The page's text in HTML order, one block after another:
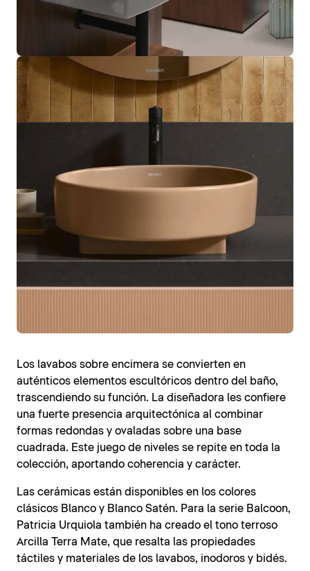
Los lavabos sobre encimera se convierten en
auténticos elementos escultóricos dentro del baño,
trascendiendo su función. La diseñadora les confiere
una fuerte presencia arquitectónica al combinar
formas redondas y ovaladas sobre una base
cuadrada. Este juego de niveles se repite en toda la
colección, aportando coherencia y carácter.
Las cerámicas están disponibles en los colores
clásicos Blanco y Blanco Satén. Para la serie Balcoon,
Patricia Urquiola también ha creado el tono terroso
Arcilla Terra Mate, que resalta las propiedades
táctiles y materiales de los lavabos, inodoros y bidés.